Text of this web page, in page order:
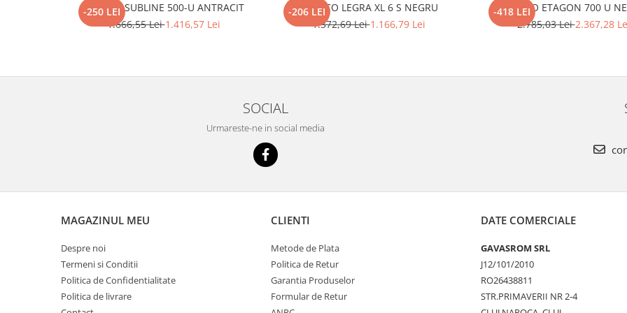
-250 LEI
BLANCO SUBLINE 500-U ANTRACIT
1.666,55 Lei1.416,57 Lei
-206 LEI
BLANCO LEGRA XL 6 S NEGRU
1.372,69 Lei1.166,79 Lei
-418 LEI
BLANCO ETAGON 700 U
2.785,03 Lei2.367,28
SOCIAL
Urmareste-ne in social media
MAGAZINUL MEU
Despre noi
Termeni si Conditii
Politica de Confidentialitate
Politica de livrare
CLIENTI
Metode de Plata
Politica de Retur
Garantia Produselor
Formular de Retur
DATE COMERCIALE
GAVASROM SRL
J12/101/2010
RO26438811
STR.PRIMAVERII NR 2-4